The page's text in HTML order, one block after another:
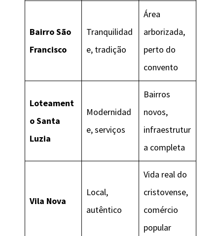
Bairro São
Francisco
Tranquilidad
e, tradição
Área
arborizada,
perto do
convento
Loteament
o Santa
Luzia
Modernidad
e, serviços
Bairros
novos,
infraestrutur
a completa
Vila Nova
Local,
autêntico
Vida real do
cristovense,
comércio
popular